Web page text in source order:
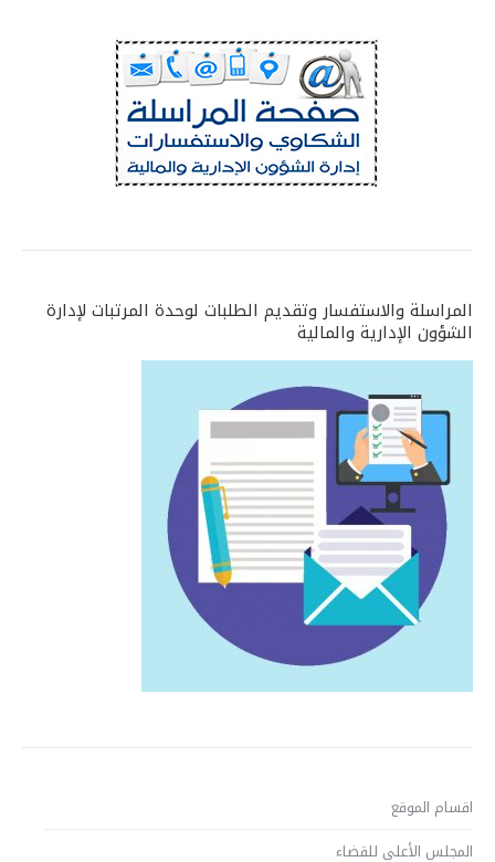
المراسلة والاستفسار وتقديم الطلبات لوحدة المرتبات لإدارة
الشؤون الإدارية والمالية
اقسام الموقع
المجلس الأعلى للقضاء